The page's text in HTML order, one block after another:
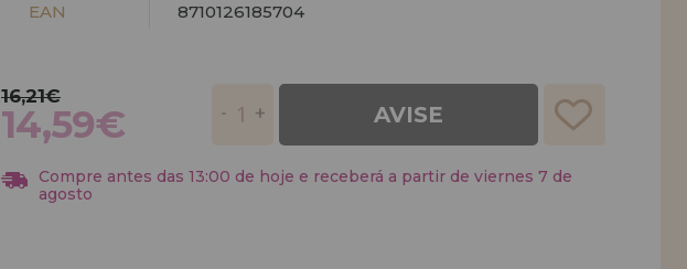
EAN
8710126185704
16,21€
14,59€ AVISE
Compre antes das 13:00 de hoje e receberá a partir de viernes 7 de
agosto